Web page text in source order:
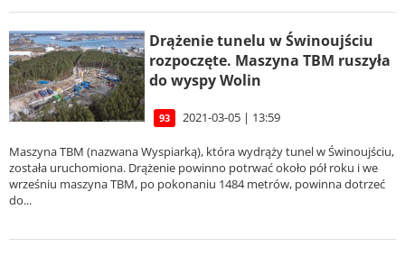
Drążenie tunelu w Świnoujściu
rozpoczęte. Maszyna TBM ruszyła
do wyspy Wolin
93 2021-03-05 | 13:59
Maszyna TBM (nazwana Wyspiarką), która wydrąży tunel w Świnoujściu,
została uruchomiona. Drążenie powinno potrwać około pół roku i we
wrześniu maszyna TBM, po pokonaniu 1484 metrów, powinna dotrzeć
do...